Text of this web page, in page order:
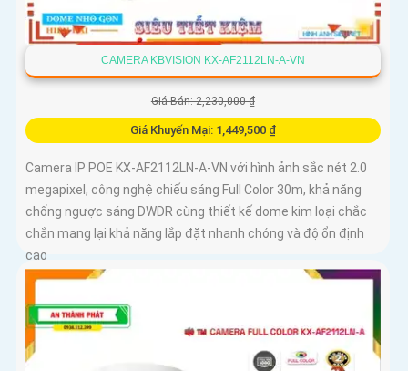
CAMERA KBVISION KX-AF2112LN-A-VN
Giá Bán: 2,230,000 ₫
Giá Khuyến Mại: 1,449,500 ₫
Camera IP POE KX-AF2112LN-A-VN với hình ảnh sắc nét 2.0
megapixel, công nghệ chiếu sáng Full Color 30m, khả năng
chống ngược sáng DWDR cùng thiết kế dome kim loại chắc
chắn mang lại khả năng lắp đặt nhanh chóng và độ ổn định
cao